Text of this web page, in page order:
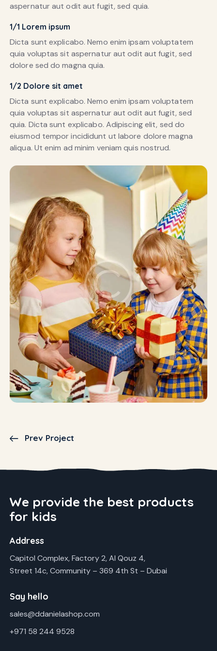
aspernatur aut odit aut fugit, sed quia.
1/1 Lorem ipsum
Dicta sunt explicabo. Nemo enim ipsam voluptatem
quia voluptas sit aspernatur aut odit aut fugit, sed
dolore sed do magna quia.
1/2 Dolore sit amet
Dicta sunt explicabo. Nemo enim ipsam voluptatem
quia voluptas sit aspernatur aut odit aut fugit, sed
quia. Dicta sunt explicabo. Adipiscing elit, sed do
eiusmod tempor incididunt ut labore dolore magna
aliqua. Ut enim ad minim veniam quis nostrud.
Prev Project
We provide the best products
for kids
Address
Capitol Complex, Factory 2, Al Qouz 4,
Street 14c, Community – 369 4th St – Dubai
Say hello
sales@ddanielashop.com
+971 58 244 9528